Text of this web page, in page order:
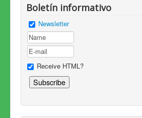
Boletín informativo
Newsletter
Receive HTML?